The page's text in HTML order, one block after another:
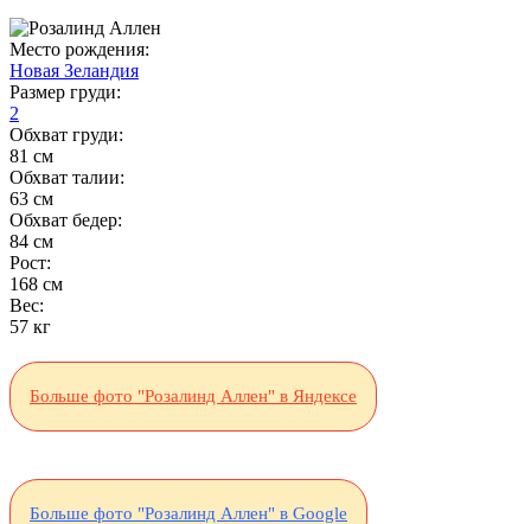
Место рождения:
Новая Зеландия
Размер груди:
2
Обхват груди:
81 см
Обхват талии:
63 см
Обхват бедер:
84 см
Рост:
168 см
Вес:
57 кг
Больше фото "Розалинд Аллен" в Яндексе
Больше фото "Розалинд Аллен" в Google